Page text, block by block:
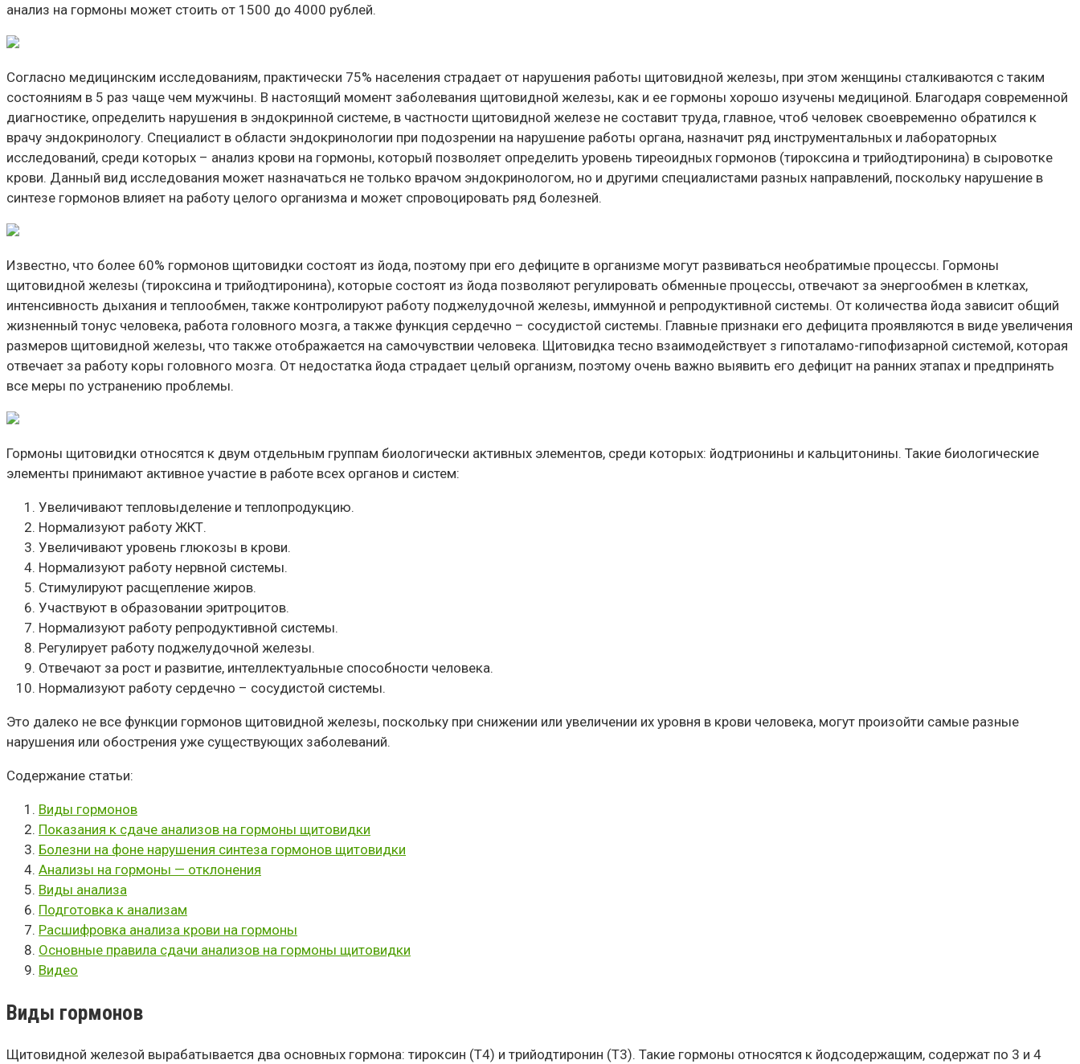
анализ на гормоны может стоить от 1500 до 4000 рублей.
Согласно медицинским исследованиям, практически 75% населения страдает от нарушения работы щитовидной железы, при этом женщины сталкиваются с таким
состояниям в 5 раз чаще чем мужчины. В настоящий момент заболевания щитовидной железы, как и ее гормоны хорошо изучены медициной. Благодаря современной
диагностике, определить нарушения в эндокринной системе, в частности щитовидной железе не составит труда, главное, чтоб человек своевременно обратился к
врачу эндокринологу. Специалист в области эндокринологии при подозрении на нарушение работы органа, назначит ряд инструментальных и лабораторных
исследований, среди которых – анализ крови на гормоны, который позволяет определить уровень тиреоидных гормонов (тироксина и трийодтиронина) в сыровотке
крови. Данный вид исследования может назначаться не только врачом эндокринологом, но и другими специалистами разных направлений, поскольку нарушение в
синтезе гормонов влияет на работу целого организма и может спровоцировать ряд болезней.
Известно, что более 60% гормонов щитовидки состоят из йода, поэтому при его дефиците в организме могут развиваться необратимые процессы. Гормоны
щитовидной железы (тироксина и трийодтиронина), которые состоят из йода позволяют регулировать обменные процессы, отвечают за энергообмен в клетках,
интенсивность дыхания и теплообмен, также контролируют работу поджелудочной железы, иммунной и репродуктивной системы. От количества йода зависит общий
жизненный тонус человека, работа головного мозга, а также функция сердечно – сосудистой системы. Главные признаки его дефицита проявляются в виде увеличения
размеров щитовидной железы, что также отображается на самочувствии человека. Щитовидка тесно взаимодействует з гипоталамо-гипофизарной системой, которая
отвечает за работу коры головного мозга. От недостатка йода страдает целый организм, поэтому очень важно выявить его дефицит на ранних этапах и предпринять
все меры по устранению проблемы.
Гормоны щитовидки относятся к двум отдельным группам биологически активных элементов, среди которых: йодтрионины и кальцитонины. Такие биологические
элементы принимают активное участие в работе всех органов и систем:
Увеличивают тепловыделение и теплопродукцию.
Нормализуют работу ЖКТ.
Увеличивают уровень глюкозы в крови.
Нормализуют работу нервной системы.
Стимулируют расщепление жиров.
Участвуют в образовании эритроцитов.
Нормализуют работу репродуктивной системы.
Регулирует работу поджелудочной железы.
Отвечают за рост и развитие, интеллектуальные способности человека.
Нормализуют работу сердечно – сосудистой системы.
Это далеко не все функции гормонов щитовидной железы, поскольку при снижении или увеличении их уровня в крови человека, могут произойти самые разные
нарушения или обострения уже существующих заболеваний.
Содержание статьи:
Виды гормонов
Показания к сдаче анализов на гормоны щитовидки
Болезни на фоне нарушения синтеза гормонов щитовидки
Анализы на гормоны — отклонения
Виды анализа
Подготовка к анализам
Расшифровка анализа крови на гормоны
Основные правила сдачи анализов на гормоны щитовидки
Видео
Виды гормонов
Щитовидной железой вырабатывается два основных гормона: тироксин (Т4) и трийодтиронин (Т3). Такие гормоны относятся к йодсодержащим, содержат по 3 и 4